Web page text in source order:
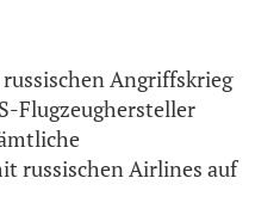
Angriffskrieg
Flugzeughersteller
russischen Airlines auf